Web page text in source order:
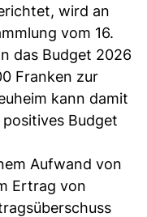
wird an
vom 16.
das Budget 2026
Franken zur
kann damit
Budget
Aufwand von
Ertrag von